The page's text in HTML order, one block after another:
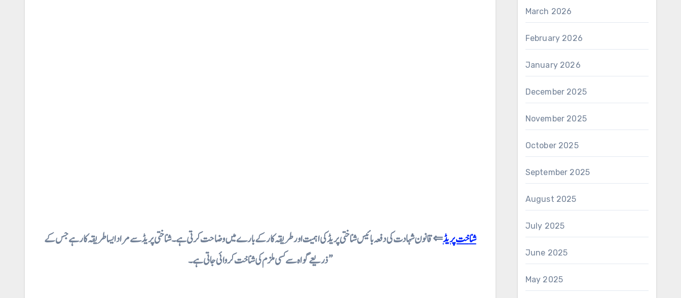
شناخت پریڈ⇐ قانون شہادت کی دفعہ بائیس شناختی پریڈ کی اہمیت اور طریقہ کار کے بارے میں وضاحت کرتی ہے۔شناختی پریڈ سے مراد ایسا طریقہ کار ہے جس کے
ذریعے گواہ سے کسی ملزم کی شناخت کروائی جاتی ہے ۔”
March 2026
February 2026
January 2026
December 2025
November 2025
October 2025
September 2025
August 2025
July 2025
June 2025
May 2025